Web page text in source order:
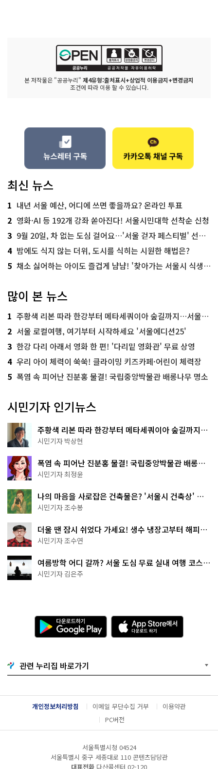
본 저작물은 "공공누리" 제4유형:출처표시+상업적 이용금지+변경금지
조건에 따라 이용 할 수 있습니다.
최신 뉴스
1 내년 서울 예산, 어디에 쓰면 좋을까요? 온라인 투표
2 영화·AI 등 192개 강좌 쏟아진다! 서울시민대학 선착순 신청
3 9월 20일, 차 없는 도심 걸어요…'서울 걷자 페스티벌' 선착순 5천명
4 밤에도 식지 않는 더위, 도시를 식히는 시원한 해법은?
5 채소 싫어하는 아이도 즐겁게 냠냠! '찾아가는 서울시 식생활 교육' 현장
많이 본 뉴스
1 주황색 리본 따라 한강부터 메타세쿼이아 숲길까지…서울둘레길 15코스
2 서울 로컬여행, 여기부터 시작하세요 '서울에디션25'
3 한강 다리 아래서 영화 한 편! '다리밑 영화관' 무료 상영
4 우리 아이 체력이 쑥쑥! 클라이밍 키즈카페·어린이 체력장
5 폭염 속 피어난 진분홍 물결! 국립중앙박물관 배롱나무 명소
시민기자 인기뉴스
주황색 리본 따라 한강부터 메타세쿼이아 숲길까지…
서울둘레길 15코스
시민기자 박상현
폭염 속 피어난 진분홍 물결! 국립중앙박물관 배롱나
무 명소
시민기자 최정윤
나의 마음을 사로잡은 건축물은? '서울시 건축상' 수
상작 공개!
시민기자 조수봉
더울 땐 잠시 쉬었다 가세요! 생수 냉장고부터 해피소
·무더위쉼터까지
시민기자 조수연
여름방학 어디 갈까? 서울 도심 무료 실내 여행 코스
추천
시민기자 김은주
다
운
로
기
G
o
g
l
e
A
p
p
e
서
다
운
관련 누리집 바로가기
개인정보처리방침 이메일 무단수집 거부
이용약관
PC버전
서울특별시청 04524
서울특별시 중구 세종대로 110 콘텐츠담당관
대표전화 다산콜센터 02-120